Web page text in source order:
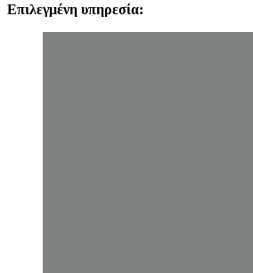
Επιλεγμένη υπηρεσία: